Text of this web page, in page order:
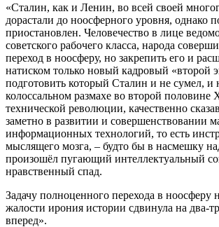
«Сталин, как и Ленин, во всей своей
дорастали до ноосферного уровня, однако
приостановлен. Человечество в лице
советского рабочего класса, народа
переход в ноосферу, но закрепить его и
натиском только новый кадровый «второй
подготовить который Сталин и не сумел, и
колоссальном размахе во второй половине
технической революции, качественно
заметно в развитии и совершенствовании
информационных технологий, то есть
мыслящего мозга, – будто бы в насмешку
произошёл пугающий интеллектуальный
нравственный спад.
Задачу полноценного перехода в ноосферу
жалости ирония истории сдвинула на два-
вперед».